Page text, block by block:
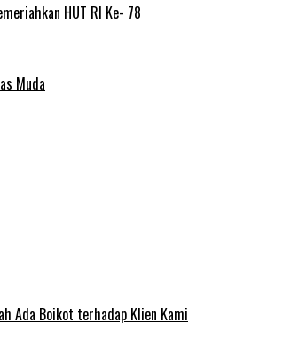
HUT RI Ke- 78
Muda
Ada Boikot terhadap Klien Kami